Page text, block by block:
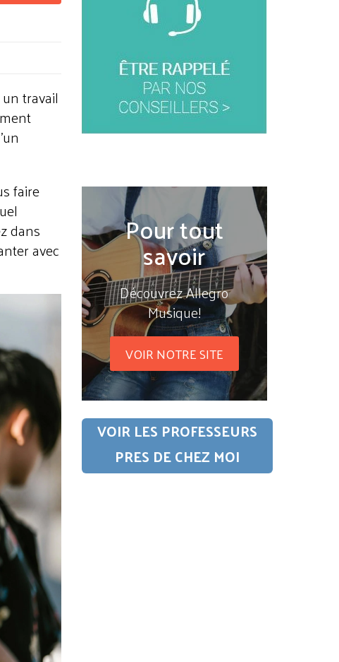
travail
faire
dans
avec Pour tout
savoir
Découvrez Allegro
Musique!
VOIR NOTRE SITE
VOIR LES PROFESSEURS
PRES DE CHEZ MOI